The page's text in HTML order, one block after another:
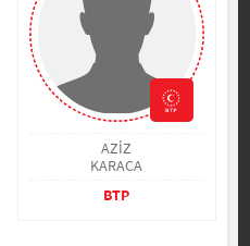
AZİZ
KARACA
BTP